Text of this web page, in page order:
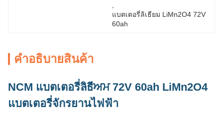
แบตเตอรี่ลิเธียม LiMn2O4 72V
60ah
คําอธิบายสินค้า
NCM แบตเตอรี่ลิธีਅਮ 72V 60ah LiMn2O4
แบตเตอรี่จักรยานไฟฟ้า